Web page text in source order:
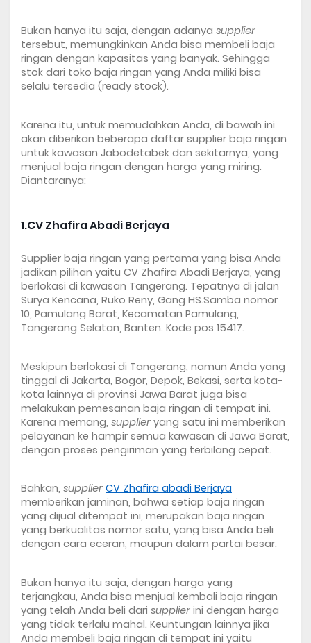
Bukan hanya itu saja, dengan adanya supplier
tersebut, memungkinkan Anda bisa membeli baja
ringan dengan kapasitas yang banyak. Sehingga
stok dari toko baja ringan yang Anda miliki bisa
selalu tersedia (ready stock).
Karena itu, untuk memudahkan Anda, di bawah ini
akan diberikan beberapa daftar supplier baja ringan
untuk kawasan Jabodetabek dan sekitarnya, yang
menjual baja ringan dengan harga yang miring.
Diantaranya:
1.CV Zhafira Abadi Berjaya
Supplier baja ringan yang pertama yang bisa Anda
jadikan pilihan yaitu CV Zhafira Abadi Berjaya, yang
berlokasi di kawasan Tangerang. Tepatnya di jalan
Surya Kencana, Ruko Reny, Gang HS.Samba nomor
10, Pamulang Barat, Kecamatan Pamulang,
Tangerang Selatan, Banten. Kode pos 15417.
Meskipun berlokasi di Tangerang, namun Anda yang
tinggal di Jakarta, Bogor, Depok, Bekasi, serta kota-
kota lainnya di provinsi Jawa Barat juga bisa
melakukan pemesanan baja ringan di tempat ini.
Karena memang, supplier yang satu ini memberikan
pelayanan ke hampir semua kawasan di Jawa Barat,
dengan proses pengiriman yang terbilang cepat.
Bahkan, supplier CV Zhafira abadi Berjaya
memberikan jaminan, bahwa setiap baja ringan
yang dijual ditempat ini, merupakan baja ringan
yang berkualitas nomor satu, yang bisa Anda beli
dengan cara eceran, maupun dalam partai besar.
Bukan hanya itu saja, dengan harga yang
terjangkau, Anda bisa menjual kembali baja ringan
yang telah Anda beli dari supplier ini dengan harga
yang tidak terlalu mahal. Keuntungan lainnya jika
Anda membeli baja ringan di tempat ini yaitu